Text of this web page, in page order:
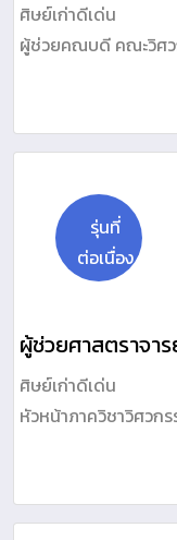
ศิษย์เก่าดีเด่น
ผู้ช่วยคณบดี คณะวิศ
รุ่นที่
ต่อเนื่อง
ผู้ช่วยศาสตราจ
ศิษย์เก่าดีเด่น
หัวหน้าภาควิชาวิศวก